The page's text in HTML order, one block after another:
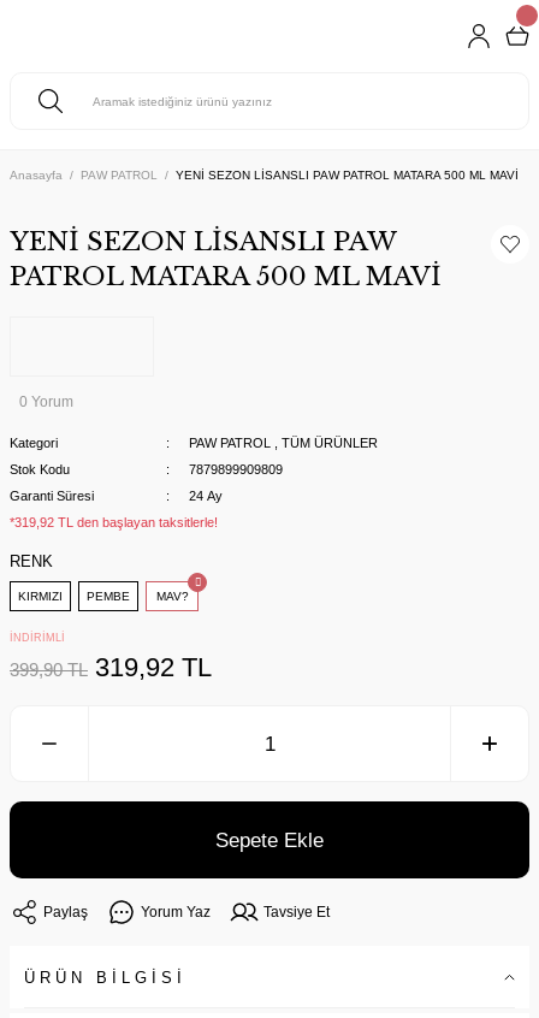
Anasayfa PAW PATROL YENİ SEZON LİSANSLI PAW PATROL MATARA 500 ML MAVİ
YENİ SEZON LİSANSLI PAW
PATROL MATARA 500 ML MAVİ
0 Yorum
Kategori PAW PATROL
TÜM ÜRÜNLER
Stok Kodu
7879899909809
Garanti Süresi
24 Ay
*319,92 TL den başlayan taksitlerle!
RENK
KIRMIZI PEMBE MAV?
İNDİRİMLİ
399,90 TL 319,92 TL
Sepete Ekle
Paylaş Yorum Yaz Tavsiye Et
ÜRÜN BİLGİSİ